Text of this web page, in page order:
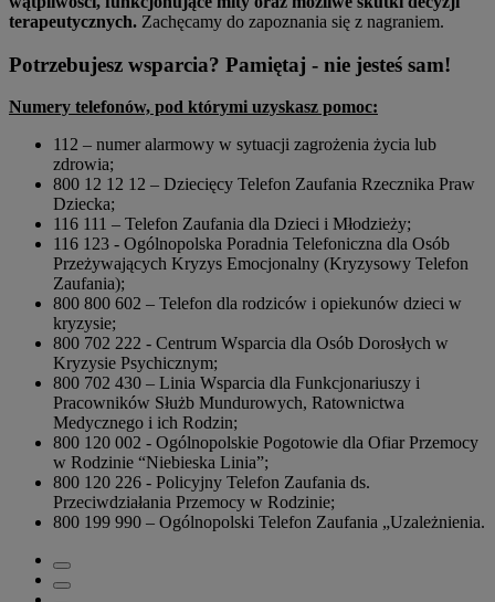
terapeutycznych. Zachęcamy do zapoznania się z nagraniem.
Potrzebujesz wsparcia? Pamiętaj - nie jesteś sam!
Numery telefonów, pod którymi uzyskasz pomoc:
112 – numer alarmowy w sytuacji zagrożenia życia lub
zdrowia;
800 12 12 12 – Dziecięcy Telefon Zaufania Rzecznika Praw
Dziecka;
116 111 – Telefon Zaufania dla Dzieci i Młodzieży;
116 123 - Ogólnopolska Poradnia Telefoniczna dla Osób
Przeżywających Kryzys Emocjonalny (Kryzysowy Telefon
Zaufania);
800 800 602 – Telefon dla rodziców i opiekunów dzieci w
kryzysie;
800 702 222 - Centrum Wsparcia dla Osób Dorosłych w
Kryzysie Psychicznym;
800 702 430 – Linia Wsparcia dla Funkcjonariuszy i
Pracowników Służb Mundurowych, Ratownictwa
Medycznego i ich Rodzin;
800 120 002 - Ogólnopolskie Pogotowie dla Ofiar Przemocy
w Rodzinie “Niebieska Linia”;
800 120 226 - Policyjny Telefon Zaufania ds.
Przeciwdziałania Przemocy w Rodzinie;
800 199 990 – Ogólnopolski Telefon Zaufania „Uzależnienia.